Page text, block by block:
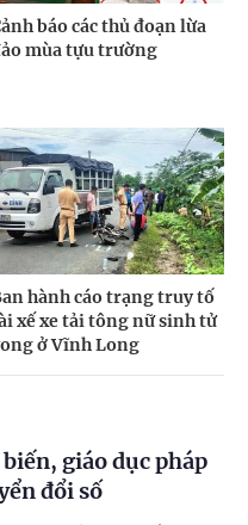
báo các thủ đoạn lừa
mùa tựu trường
hành cáo trạng truy tố
xế xe tải tông nữ sinh tử
ở Vĩnh Long
giáo dục pháp
đổi số